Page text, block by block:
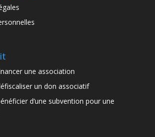
une association
un don associatif
d’une subvention pour une